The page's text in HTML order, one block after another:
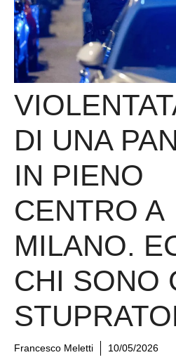
DI UNA
IN PIENO
CENTRO A
MILANO.
CHI SONO
Francesco Meletti 10/05/2026